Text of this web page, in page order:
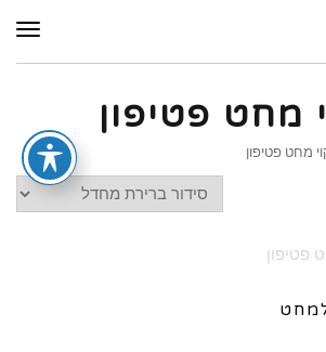
מחט פטיפון
מחט פטיפון